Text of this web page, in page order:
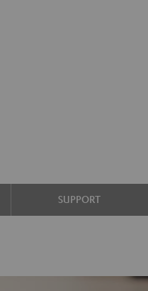
SUPPORT